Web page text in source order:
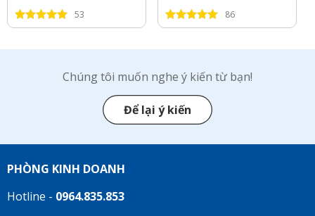
53 86
Chúng tôi muốn nghe ý kiến từ bạn!
Để lại ý kiến
PHÒNG KINH DOANH
Hotline - 0964.835.853